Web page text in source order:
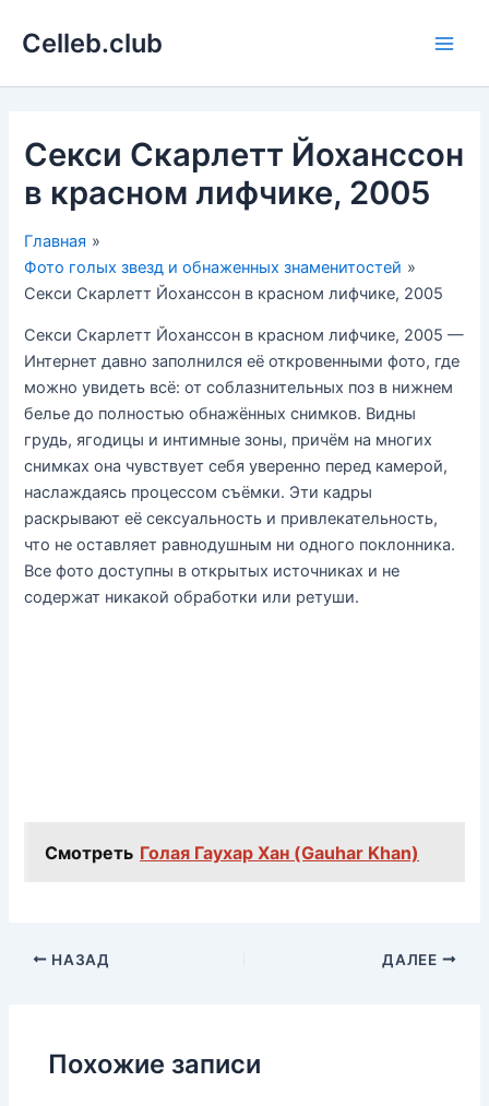
Celleb.club
Секси Скарлетт Йоханссон
в красном лифчике, 2005
Главная
Фото голых звезд и обнаженных знаменитостей
Секси Скарлетт Йоханссон в красном лифчике, 2005
Секси Скарлетт Йоханссон в красном лифчике, 2005 —
Интернет давно заполнился её откровенными фото, где
можно увидеть всё: от соблазнительных поз в нижнем
белье до полностью обнажённых снимков. Видны
грудь, ягодицы и интимные зоны, причём на многих
снимках она чувствует себя уверенно перед камерой,
наслаждаясь процессом съёмки. Эти кадры
раскрывают её сексуальность и привлекательность,
что не оставляет равнодушным ни одного поклонника.
Все фото доступны в открытых источниках и не
содержат никакой обработки или ретуши.
Смотреть Голая Гаухар Хан (Gauhar Khan)
НАЗАД ДАЛЕЕ
Похожие записи